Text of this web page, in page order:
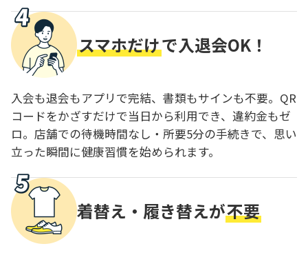
スマホだけで入退会OK！
入会も退会もアプリで完結、書類もサインも不要。QR
コードをかざすだけで当日から利用でき、違約金もゼ
ロ。店舗での待機時間なし・所要5分の手続きで、思い
立った瞬間に健康習慣を始められます。
着替え・履き替えが不要